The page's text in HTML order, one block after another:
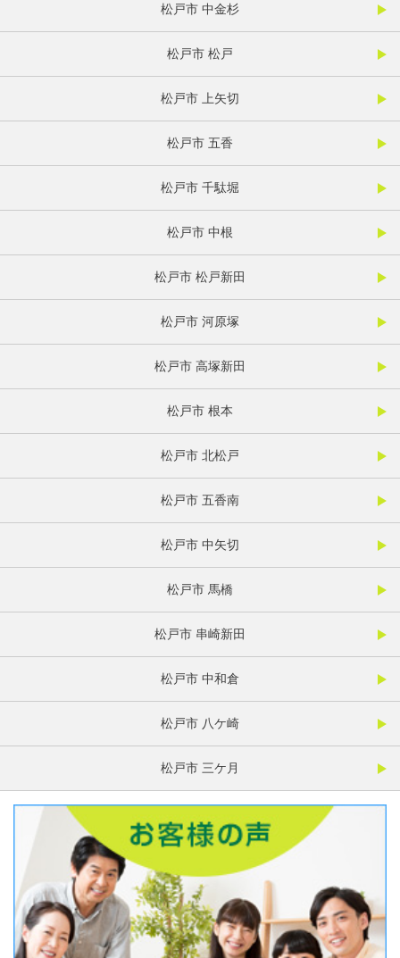
松戸市 中金杉
松戸市 松戸
松戸市 上矢切
松戸市 五香
松戸市 千駄堀
松戸市 中根
松戸市 松戸新田
松戸市 河原塚
松戸市 高塚新田
松戸市 根本
松戸市 北松戸
松戸市 五香南
松戸市 中矢切
松戸市 馬橋
松戸市 串崎新田
松戸市 中和倉
松戸市 八ケ崎
松戸市 三ケ月